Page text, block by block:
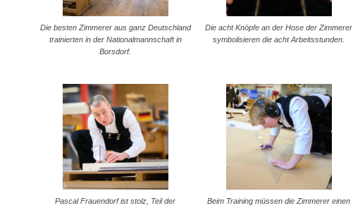
Die besten Zimmerer aus ganz Deutschland
trainierten in der Nationalmannschaft in
Borsdorf.
Die acht Knöpfe an der Hose der Zimmerer
symbolisieren die acht Arbeitsstunden.
Pascal Frauendorf ist stolz, Teil der
Beim Training müssen die Zimmerer einen